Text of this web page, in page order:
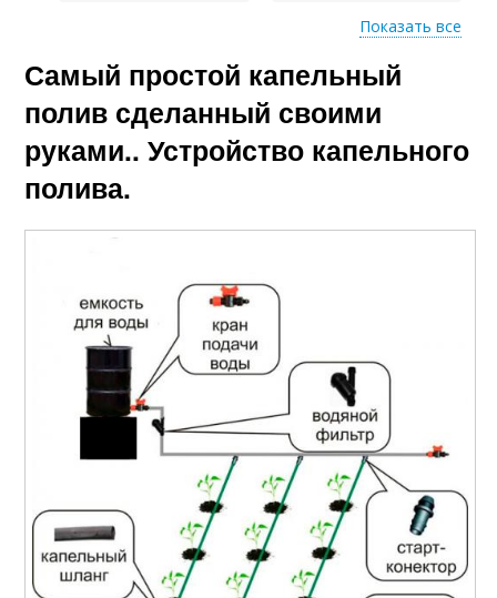
Автоматический
полив
Руки для дачи
Полив на балконе
Показать все
Самый простой капельный
полив сделанный своими
руками.. Устройство капельного
полива.